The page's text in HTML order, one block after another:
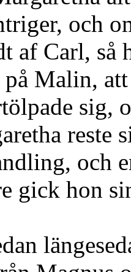
och
af Carl, så
på Malin,
sig,
reste
och
gick hon